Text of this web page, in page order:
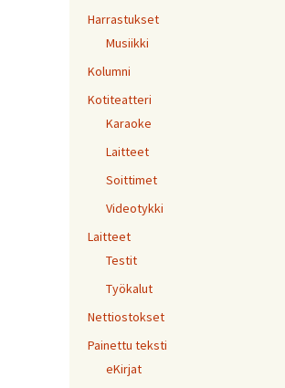
Harrastukset
Musiikki
Kolumni
Kotiteatteri
Karaoke
Laitteet
Soittimet
Videotykki
Laitteet
Testit
Työkalut
Nettiostokset
Painettu teksti
eKirjat